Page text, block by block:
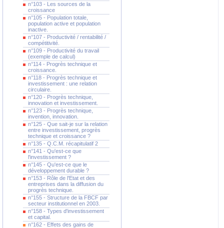
n°103 - Les sources de la
croissance
n°105 - Population totale,
population active et population
inactive.
n°107 - Productivité / rentabilité /
compétitivité.
n°109 - Productivité du travail
(exemple de calcul)
n°114 - Progrès technique et
croissance.
n°118 - Progrès technique et
investissement : une relation
circulaire.
n°120 - Progrès technique,
innovation et investissement.
n°123 - Progrès technique,
invention, innovation.
n°125 - Que sait-je sur la relation
entre investissement, progrès
technique et croissance ?
n°135 - Q.C.M. récapitulatif 2
n°141 - Qu'est-ce que
l'investissement ?
n°145 - Qu'est-ce que le
développement durable ?
n°153 - Rôle de l'Etat et des
entreprises dans la diffusion du
progrès technique.
n°155 - Structure de la FBCF par
secteur institutionnel en 2003.
n°158 - Types d'investissement
et capital.
n°162 - Effets des gains de